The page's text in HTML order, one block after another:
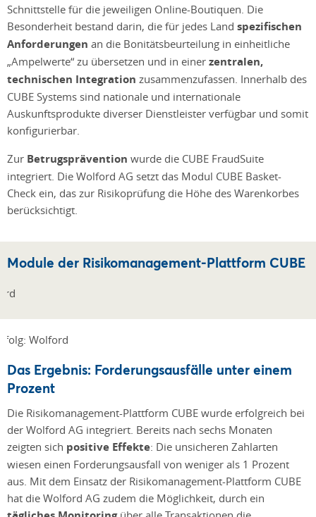
Schnittstelle für die jeweiligen Online-Boutiquen. Die
Besonderheit bestand darin, die für jedes Land spezifischen
Anforderungen an die Bonitätsbeurteilung in einheitliche
„Ampelwerte“ zu übersetzen und in einer zentralen,
technischen Integration zusammenzufassen. Innerhalb des
CUBE Systems sind nationale und internationale
Auskunftsprodukte diverser Dienstleister verfügbar und somit
konfigurierbar.
Zur Betrugsprävention wurde die CUBE FraudSuite
integriert. Die Wolford AG setzt das Modul CUBE Basket-
Check ein, das zur Risikoprüfung die Höhe des Warenkorbes
berücksichtigt.
Module der Risikomanagement-Plattform CUBE
Das Ergebnis: Forderungsausfälle unter einem
Prozent
Die Risikomanagement-Plattform CUBE wurde erfolgreich bei
der Wolford AG integriert. Bereits nach sechs Monaten
zeigten sich positive Effekte: Die unsicheren Zahlarten
wiesen einen Forderungsausfall von weniger als 1 Prozent
aus. Mit dem Einsatz der Risikomanagement-Plattform CUBE
hat die Wolford AG zudem die Möglichkeit, durch ein